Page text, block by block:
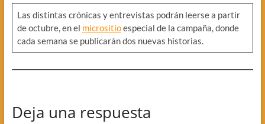
Las distintas crónicas y entrevistas podrán leerse a partir
de octubre, en el micrositioespecial de la campaña, donde
cada semana se publicarán dos nuevas historias.
Deja una respuesta